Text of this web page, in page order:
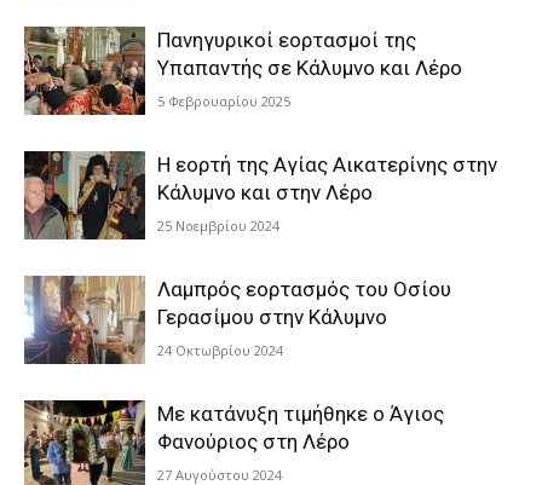
Πανηγυρικοί εορτασμοί της
Υπαπαντής σε Κάλυμνο και Λέρο
5 Φεβρουαρίου 2025
Η εορτή της Αγίας Αικατερίνης στην
Κάλυμνο και στην Λέρο
25 Νοεμβρίου 2024
Λαμπρός εορτασμός του Οσίου
Γερασίμου στην Κάλυμνο
24 Οκτωβρίου 2024
Με κατάνυξη τιμήθηκε ο Άγιος
Φανούριος στη Λέρο
27 Αυγούστου 2024